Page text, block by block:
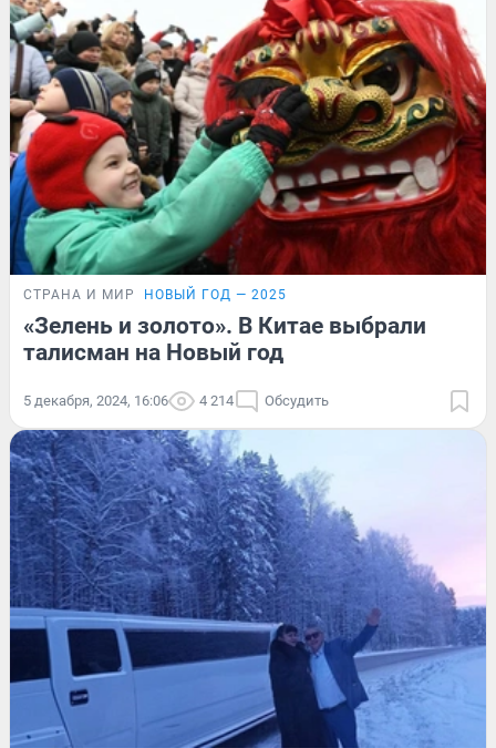
СТРАНА И МИР НОВЫЙ ГОД — 2025
«Зелень и золото». В Китае выбрали
талисман на Новый год
5 декабря, 2024, 16:06 4 214 Обсудить